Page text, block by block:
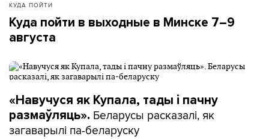
КУДА ПОЙТИ
Куда пойти в выходные в Минске 7–9
августа
«Навучуся як Купала, тады і пачну
размаўляць». Беларусы расказалі, як
загаварылі па-беларуску